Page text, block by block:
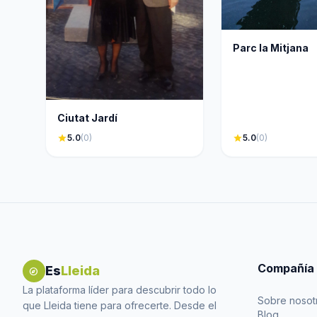
Ciutat Jardí
star5.0(0)
Parc la Mitjana
star5.0(0)
explore EsLleida
La plataforma líder para descubrir todo lo
que Lleida tiene para ofrecerte. Desde el
Compañía
Sobre
Blog